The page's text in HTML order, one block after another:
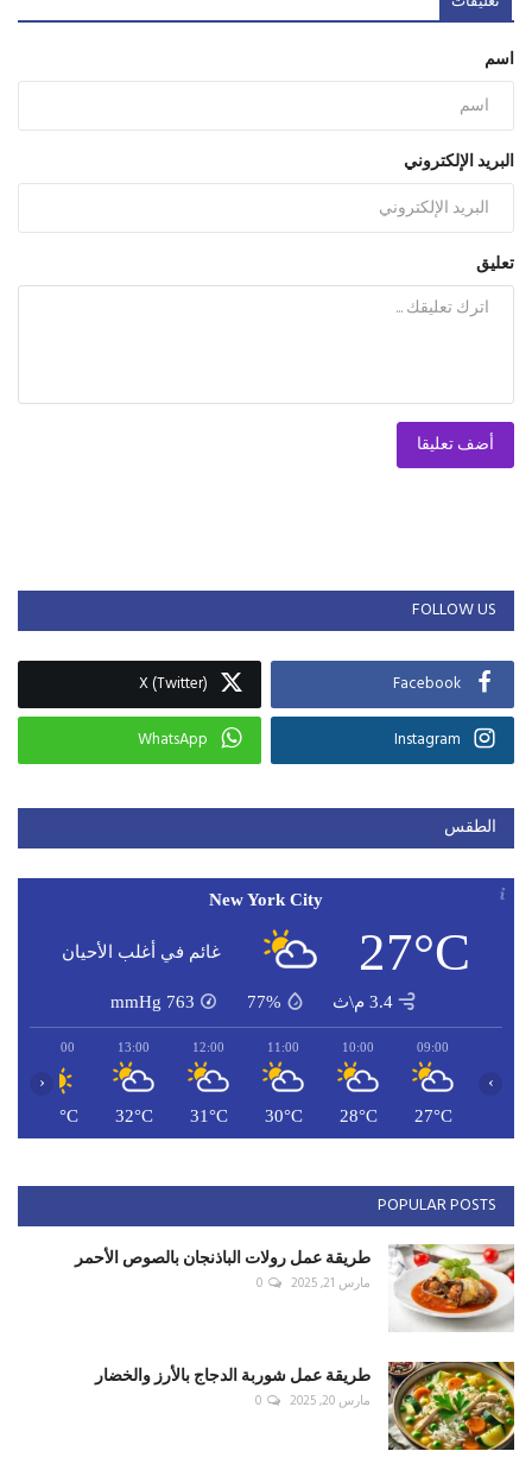
اسم
البريد الإلكتروني
تعليق
أضف تعليقا
FOLLOW US
Facebook
X (Twitter)
Instagram
WhatsApp
الطقس
New York City
27°C غائم في أغلب الأحيان
3.4 م\ث 77%
763
mmHg
09:00
27°C
10:00
28°C
11:00
30°C
12:00
31°C
13:00
32°C
14:00
32°C
‹ ›
POPULAR POSTS
طريقة عمل رولات الباذنجان بالصوص الأحمر
مارس 21, 2025 0
طريقة عمل شوربة الدجاج بالأرز والخضار
مارس 20, 2025 0